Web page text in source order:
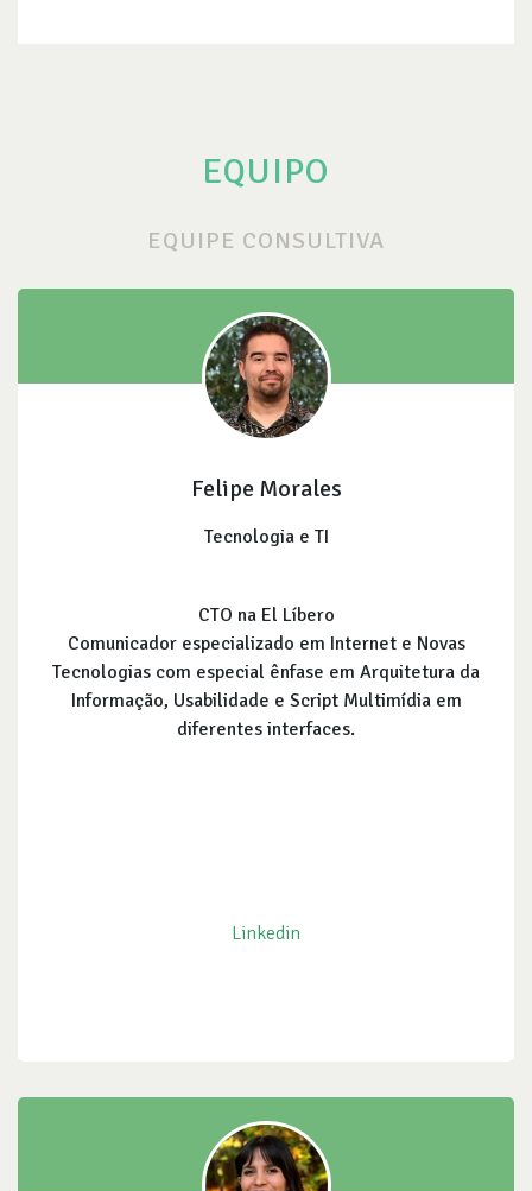
EQUIPO
EQUIPE CONSULTIVA
Felipe Morales
Tecnologia e TI
CTO na El Líbero
Comunicador especializado em Internet e Novas
Tecnologias com especial ênfase em Arquitetura da
Informação, Usabilidade e Script Multimídia em
diferentes interfaces.
Linkedin